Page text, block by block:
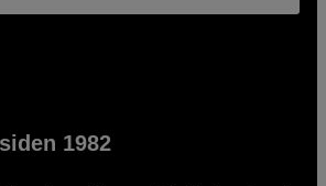
1982